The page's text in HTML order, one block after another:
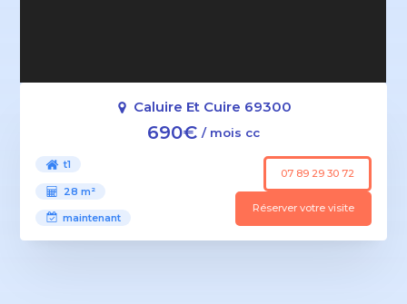
Caluire Et Cuire 69300
690€ / mois cc
t1
28 m²
maintenant
07 89 29 30 72
Réserver votre visite